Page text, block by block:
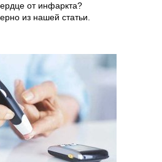
от инфаркта?
из нашей статьи.